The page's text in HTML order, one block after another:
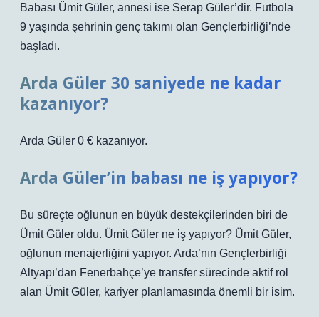
Babası Ümit Güler, annesi ise Serap Güler’dir. Futbola
9 yaşında şehrinin genç takımı olan Gençlerbirliği’nde
başladı.
Arda Güler 30 saniyede ne kadar
kazanıyor?
Arda Güler 0 € kazanıyor.
Arda Güler’in babası ne iş yapıyor?
Bu süreçte oğlunun en büyük destekçilerinden biri de
Ümit Güler oldu. Ümit Güler ne iş yapıyor? Ümit Güler,
oğlunun menajerliğini yapıyor. Arda’nın Gençlerbirliği
Altyapı’dan Fenerbahçe’ye transfer sürecinde aktif rol
alan Ümit Güler, kariyer planlamasında önemli bir isim.